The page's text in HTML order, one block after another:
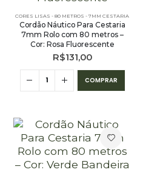
CORES LISAS - 80 METROS - 7MM CESTARIA
Cordão Náutico Para Cestaria
7mm Rolo com 80 metros –
Cor: Rosa Fluorescente
R$131,00
COMPRAR